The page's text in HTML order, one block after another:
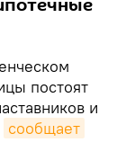
постоят
и
сообщает